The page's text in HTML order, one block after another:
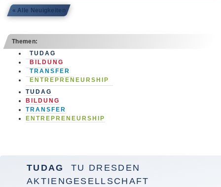
« Alle Neuigkeiten
Themen:
TUDAG
BILDUNG
TRANSFER
ENTREPRENEURSHIP
TUDAG
BILDUNG
TRANSFER
ENTREPRENEURSHIP
TUDAG
TU DRESDEN
AKTIENGESELLSCHAFT